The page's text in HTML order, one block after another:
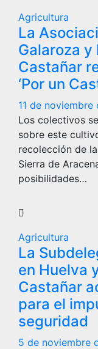
Agricultura
La
Galaroza y
Castañar
‘Por un
11 de
Los colectivos
sobre este
recolección de
Sierra de
posibilidades…
Agricultura
La
en Huelva
Castañar
para el
seguridad
5 de noviembre